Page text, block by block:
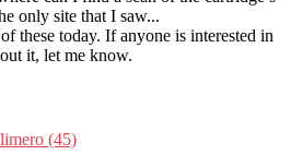
only site that I saw...
these today. If anyone is interested in
it, let me know.
(45)